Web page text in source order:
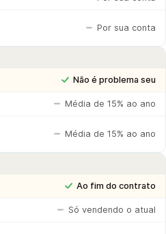
Por sua conta
Não é problema seu
Média de 15% ao ano
Média de 15% ao ano
Ao fim do contrato
Só vendendo o atual